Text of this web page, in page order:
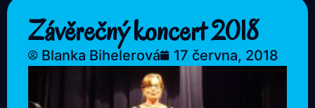
Závěrečný koncert 2018
Blanka Bihelerová 17 června, 2018